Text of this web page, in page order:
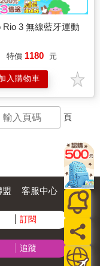
Rio 3 無線藍牙運動
特價 1180 元
入購物車
頁
盟 客服中心
訂閱
追蹤